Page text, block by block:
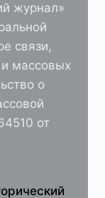
журнал»
связи,
массовых
о
от